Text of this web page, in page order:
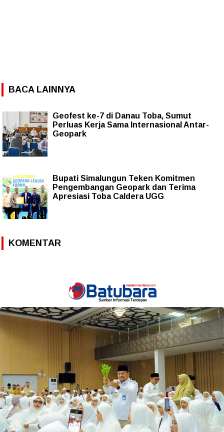
BACA LAINNYA
Geofest ke-7 di Danau Toba, Sumut
Perluas Kerja Sama Internasional Antar-
Geopark
Bupati Simalungun Teken Komitmen
Pengembangan Geopark dan Terima
Apresiasi Toba Caldera UGG
KOMENTAR